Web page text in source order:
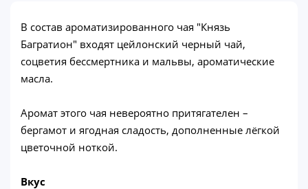
В состав ароматизированного чая "Князь
Багратион" входят цейлонский черный чай,
соцветия бессмертника и мальвы, ароматические
масла.
Аромат этого чая невероятно притягателен –
бергамот и ягодная сладость, дополненные лёгкой
цветочной ноткой.
Вкус